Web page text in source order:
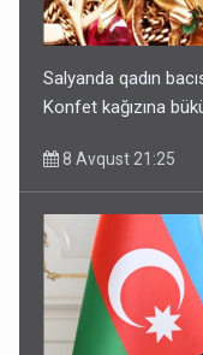
Salyanda qadın
Konfet kağızına
8 Avqust 21:25